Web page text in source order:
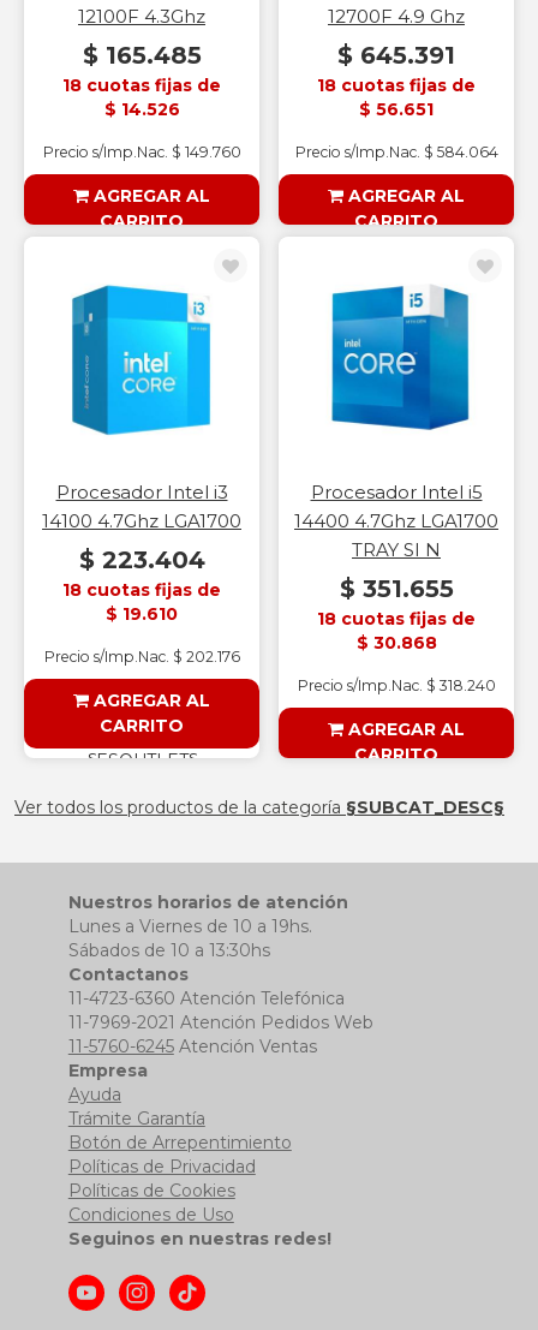
12100F 4.3Ghz
$ 165.485
18 cuotas fijas de
$ 14.526
Precio s/Imp.Nac. $ 149.760
AGREGAR AL
CARRITO
12700F 4.9 Ghz
$ 645.391
18 cuotas fijas de
$ 56.651
Precio s/Imp.Nac. $ 584.064
AGREGAR AL
CARRITO
Procesador Intel i3
14100 4.7Ghz LGA1700
$ 223.404
18 cuotas fijas de
$ 19.610
Precio s/Imp.Nac. $ 202.176
AGREGAR AL
CARRITO
§ESOUTLET§
Procesador Intel i5
14400 4.7Ghz LGA1700
TRAY SI N
$ 351.655
18 cuotas fijas de
$ 30.868
Precio s/Imp.Nac. $ 318.240
AGREGAR AL
CARRITO
Ver todos los productos de la categoría §SUBCAT_DESC§
Nuestros horarios de atención
Lunes a Viernes de 10 a 19hs.
Sábados de 10 a 13:30hs
Contactanos
11-4723-6360 Atención Telefónica
11-7969-2021 Atención Pedidos Web
11-5760-6245Atención Ventas
Empresa
Ayuda
Trámite Garantía
Botón de Arrepentimiento
Políticas de Privacidad
Políticas de Cookies
Condiciones de Uso
Seguinos en nuestras redes!